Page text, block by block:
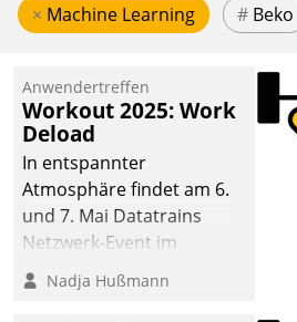
× Machine Learning # Beko
Anwendertreffen
Workout 2025: Work
Deload
In entspannter
Atmosphäre findet am 6.
und 7. Mai Datatrains
Netzwerk-Event im
Kunden- und Partnerkreis
statt. Zentrale Frage: Wie
Nadja Hußmann